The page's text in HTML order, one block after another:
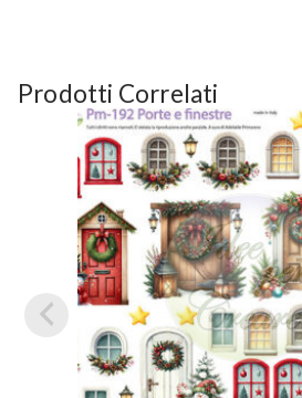
Prodotti Correlati